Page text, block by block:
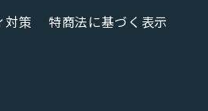
対策
特商法に基づく表示